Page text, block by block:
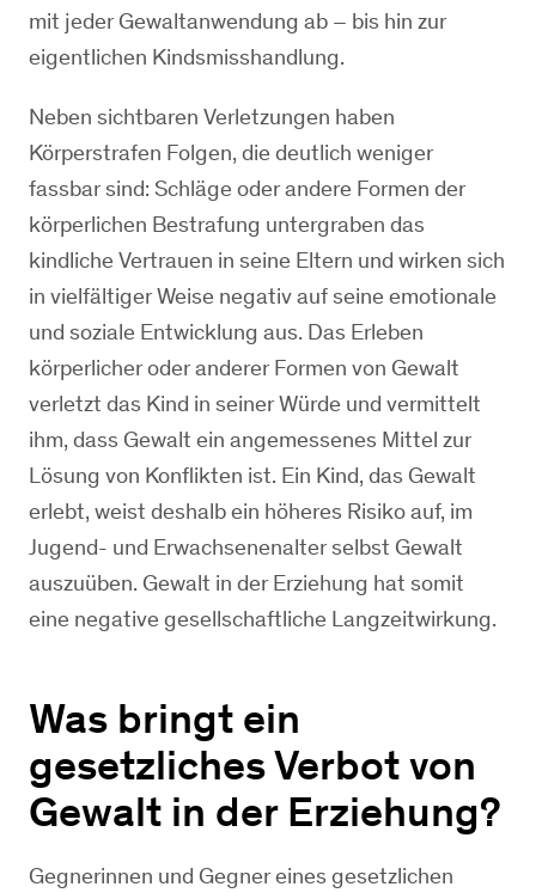
mit jeder Gewaltanwendung ab – bis hin zur
eigentlichen Kindsmisshandlung.
Neben sichtbaren Verletzungen haben
Körperstrafen Folgen, die deutlich weniger
fassbar sind: Schläge oder andere Formen der
körperlichen Bestrafung untergraben das
kindliche Vertrauen in seine Eltern und wirken sich
in vielfältiger Weise negativ auf seine emotionale
und soziale Entwicklung aus. Das Erleben
körperlicher oder anderer Formen von Gewalt
verletzt das Kind in seiner Würde und vermittelt
ihm, dass Gewalt ein angemessenes Mittel zur
Lösung von Konflikten ist. Ein Kind, das Gewalt
erlebt, weist deshalb ein höheres Risiko auf, im
Jugend- und Erwachsenenalter selbst Gewalt
auszuüben. Gewalt in der Erziehung hat somit
eine negative gesellschaftliche Langzeitwirkung.
Was bringt ein
gesetzliches Verbot von
Gewalt in der Erziehung?
Gegnerinnen und Gegner eines gesetzlichen